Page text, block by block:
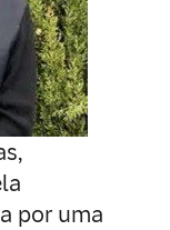
por uma